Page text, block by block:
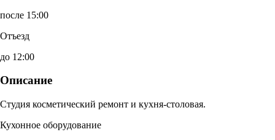
после 15:00
Отъезд
до 12:00
Описание
Студия косметический ремонт и кухня-столовая.
Кухонное оборудование